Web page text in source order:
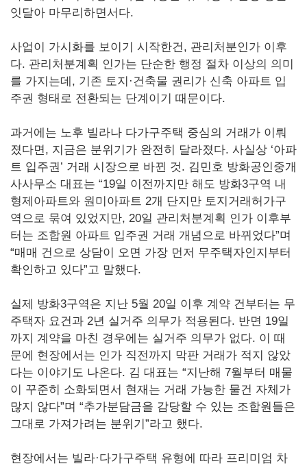
잇달아 마무리하면서다.
사업이 가시화를 보이기 시작한건, 관리처분인가 이후
다. 관리처분계획 인가는 단순한 행정 절차 이상의 의미
를 가지는데, 기존 토지·건축물 권리가 신축 아파트 입
주권 형태로 전환되는 단계이기 때문이다.
과거에는 노후 빌라나 다가구주택 중심의 거래가 이뤄
졌다면, 지금은 분위기가 완전히 달라졌다. 사실상 ‘아파
트 입주권’ 거래 시장으로 바뀐 것. 김민호 방화공인중개
사사무소 대표는 “19일 이전까지만 해도 방화3구역 내
형제아파트와 원미아파트 2개 단지만 토지거래허가구
역으로 묶여 있었지만, 20일 관리처분계획 인가 이후부
터는 조합원 아파트 입주권 거래 개념으로 바뀌었다”며
“매매 건으로 상담이 오면 가장 먼저 무주택자인지부터
확인하고 있다”고 말했다.
실제 방화3구역은 지난 5월 20일 이후 계약 건부터는 무
주택자 요건과 2년 실거주 의무가 적용된다. 반면 19일
까지 계약을 마친 경우에는 실거주 의무가 없다. 이 때
문에 현장에서는 인가 직전까지 막판 거래가 적지 않았
다는 이야기도 나온다. 김 대표는 “지난해 7월부터 매물
이 꾸준히 소화되면서 현재는 거래 가능한 물건 자체가
많지 않다”며 “추가분담금을 감당할 수 있는 조합원들은
그대로 가져가려는 분위기”라고 했다.
현장에서는 빌라·다가구주택 유형에 따라 프리미엄 차